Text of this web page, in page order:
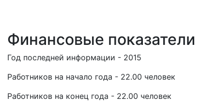
Финансовые показатели
Год последней информации - 2015
Работников на начало года - 22.00 человек
Работников на конец года - 22.00 человек